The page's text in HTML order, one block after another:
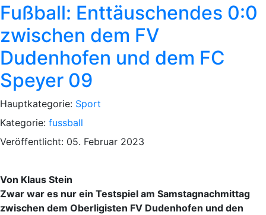
Fußball: Enttäuschendes 0:0
zwischen dem FV
Dudenhofen und dem FC
Speyer 09
Hauptkategorie: Sport
Kategorie: fussball
Veröffentlicht: 05. Februar 2023
Von Klaus Stein
Zwar war es nur ein Testspiel am Samstagnachmittag
zwischen dem Oberligisten FV Dudenhofen und den